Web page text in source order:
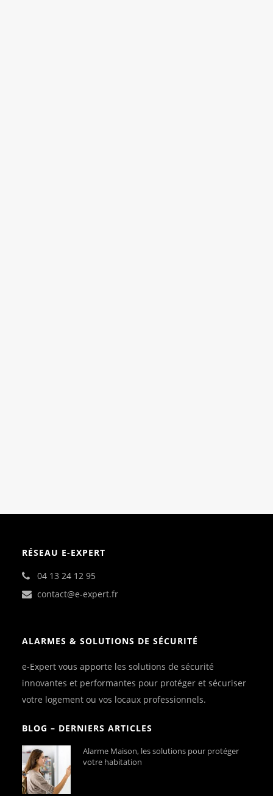
RÉSEAU E-EXPERT
04 13 24 12 95
contact@e-expert.fr
ALARMES & SOLUTIONS DE SÉCURITÉ
e-Expert vous apporte les solutions de sécurité
innovantes et performantes pour protéger et sécuriser
votre logement ou vos locaux professionnels.
BLOG – DERNIERS ARTICLES
Alarme Maison, les solutions pour protéger
votre habitation